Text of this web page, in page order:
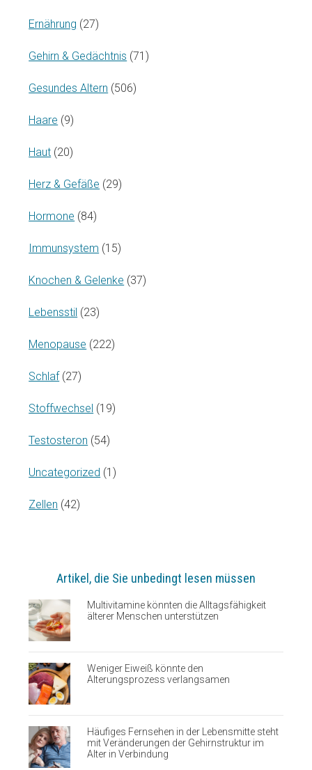
Ernährung (27)
Gehirn & Gedächtnis (71)
Gesundes Altern (506)
Haare (9)
Haut (20)
Herz & Gefäße (29)
Hormone (84)
Immunsystem (15)
Knochen & Gelenke (37)
Lebensstil (23)
Menopause (222)
Schlaf (27)
Stoffwechsel (19)
Testosteron (54)
Uncategorized (1)
Zellen (42)
Artikel, die Sie unbedingt lesen müssen
Multivitamine könnten die Alltagsfähigkeit
älterer Menschen unterstützen
Weniger Eiweiß könnte den
Alterungsprozess verlangsamen
Häufiges Fernsehen in der Lebensmitte steht
mit Veränderungen der Gehirnstruktur im
Alter in Verbindung